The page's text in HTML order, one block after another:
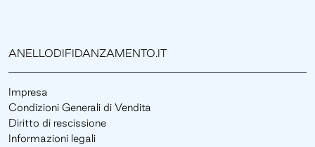
ANELLODIFIDANZAMENTO.IT
Impresa
Condizioni Generali di Vendita
Diritto di rescissione
Informazioni legali